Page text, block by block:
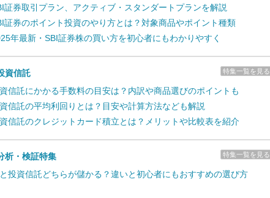
証券取引プラン、アクティブ・スタンダートプランを解説
証券のポイント投資のやり方とは？対象商品やポイント種類
年最新・SBI証券株の買い方を初心者にもわかりやすく
特集一覧を見る
資信託
信託にかかる手数料の目安は？内訳や商品選びのポイントも
信託の平均利回りとは？目安や計算方法なども解説
信託のクレジットカード積立とは？メリットや比較表を紹介
特集一覧を見る
析・検証特集
投資信託どちらが儲かる？違いと初心者にもおすすめの選び方